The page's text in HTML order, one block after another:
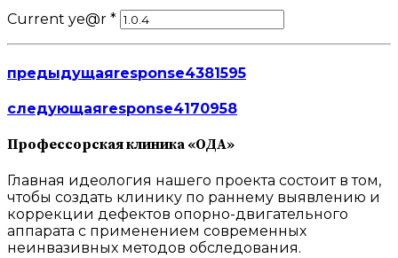
Current ye@r *
предыдущаяresponse4381595
следующаяresponse4170958
Профессорская клиника «ОДА»
Главная идеология нашего проекта состоит в том,
чтобы создать клинику по раннему выявлению и
коррекции дефектов опорно-двигательного
аппарата с применением современных
неинвазивных методов обследования.